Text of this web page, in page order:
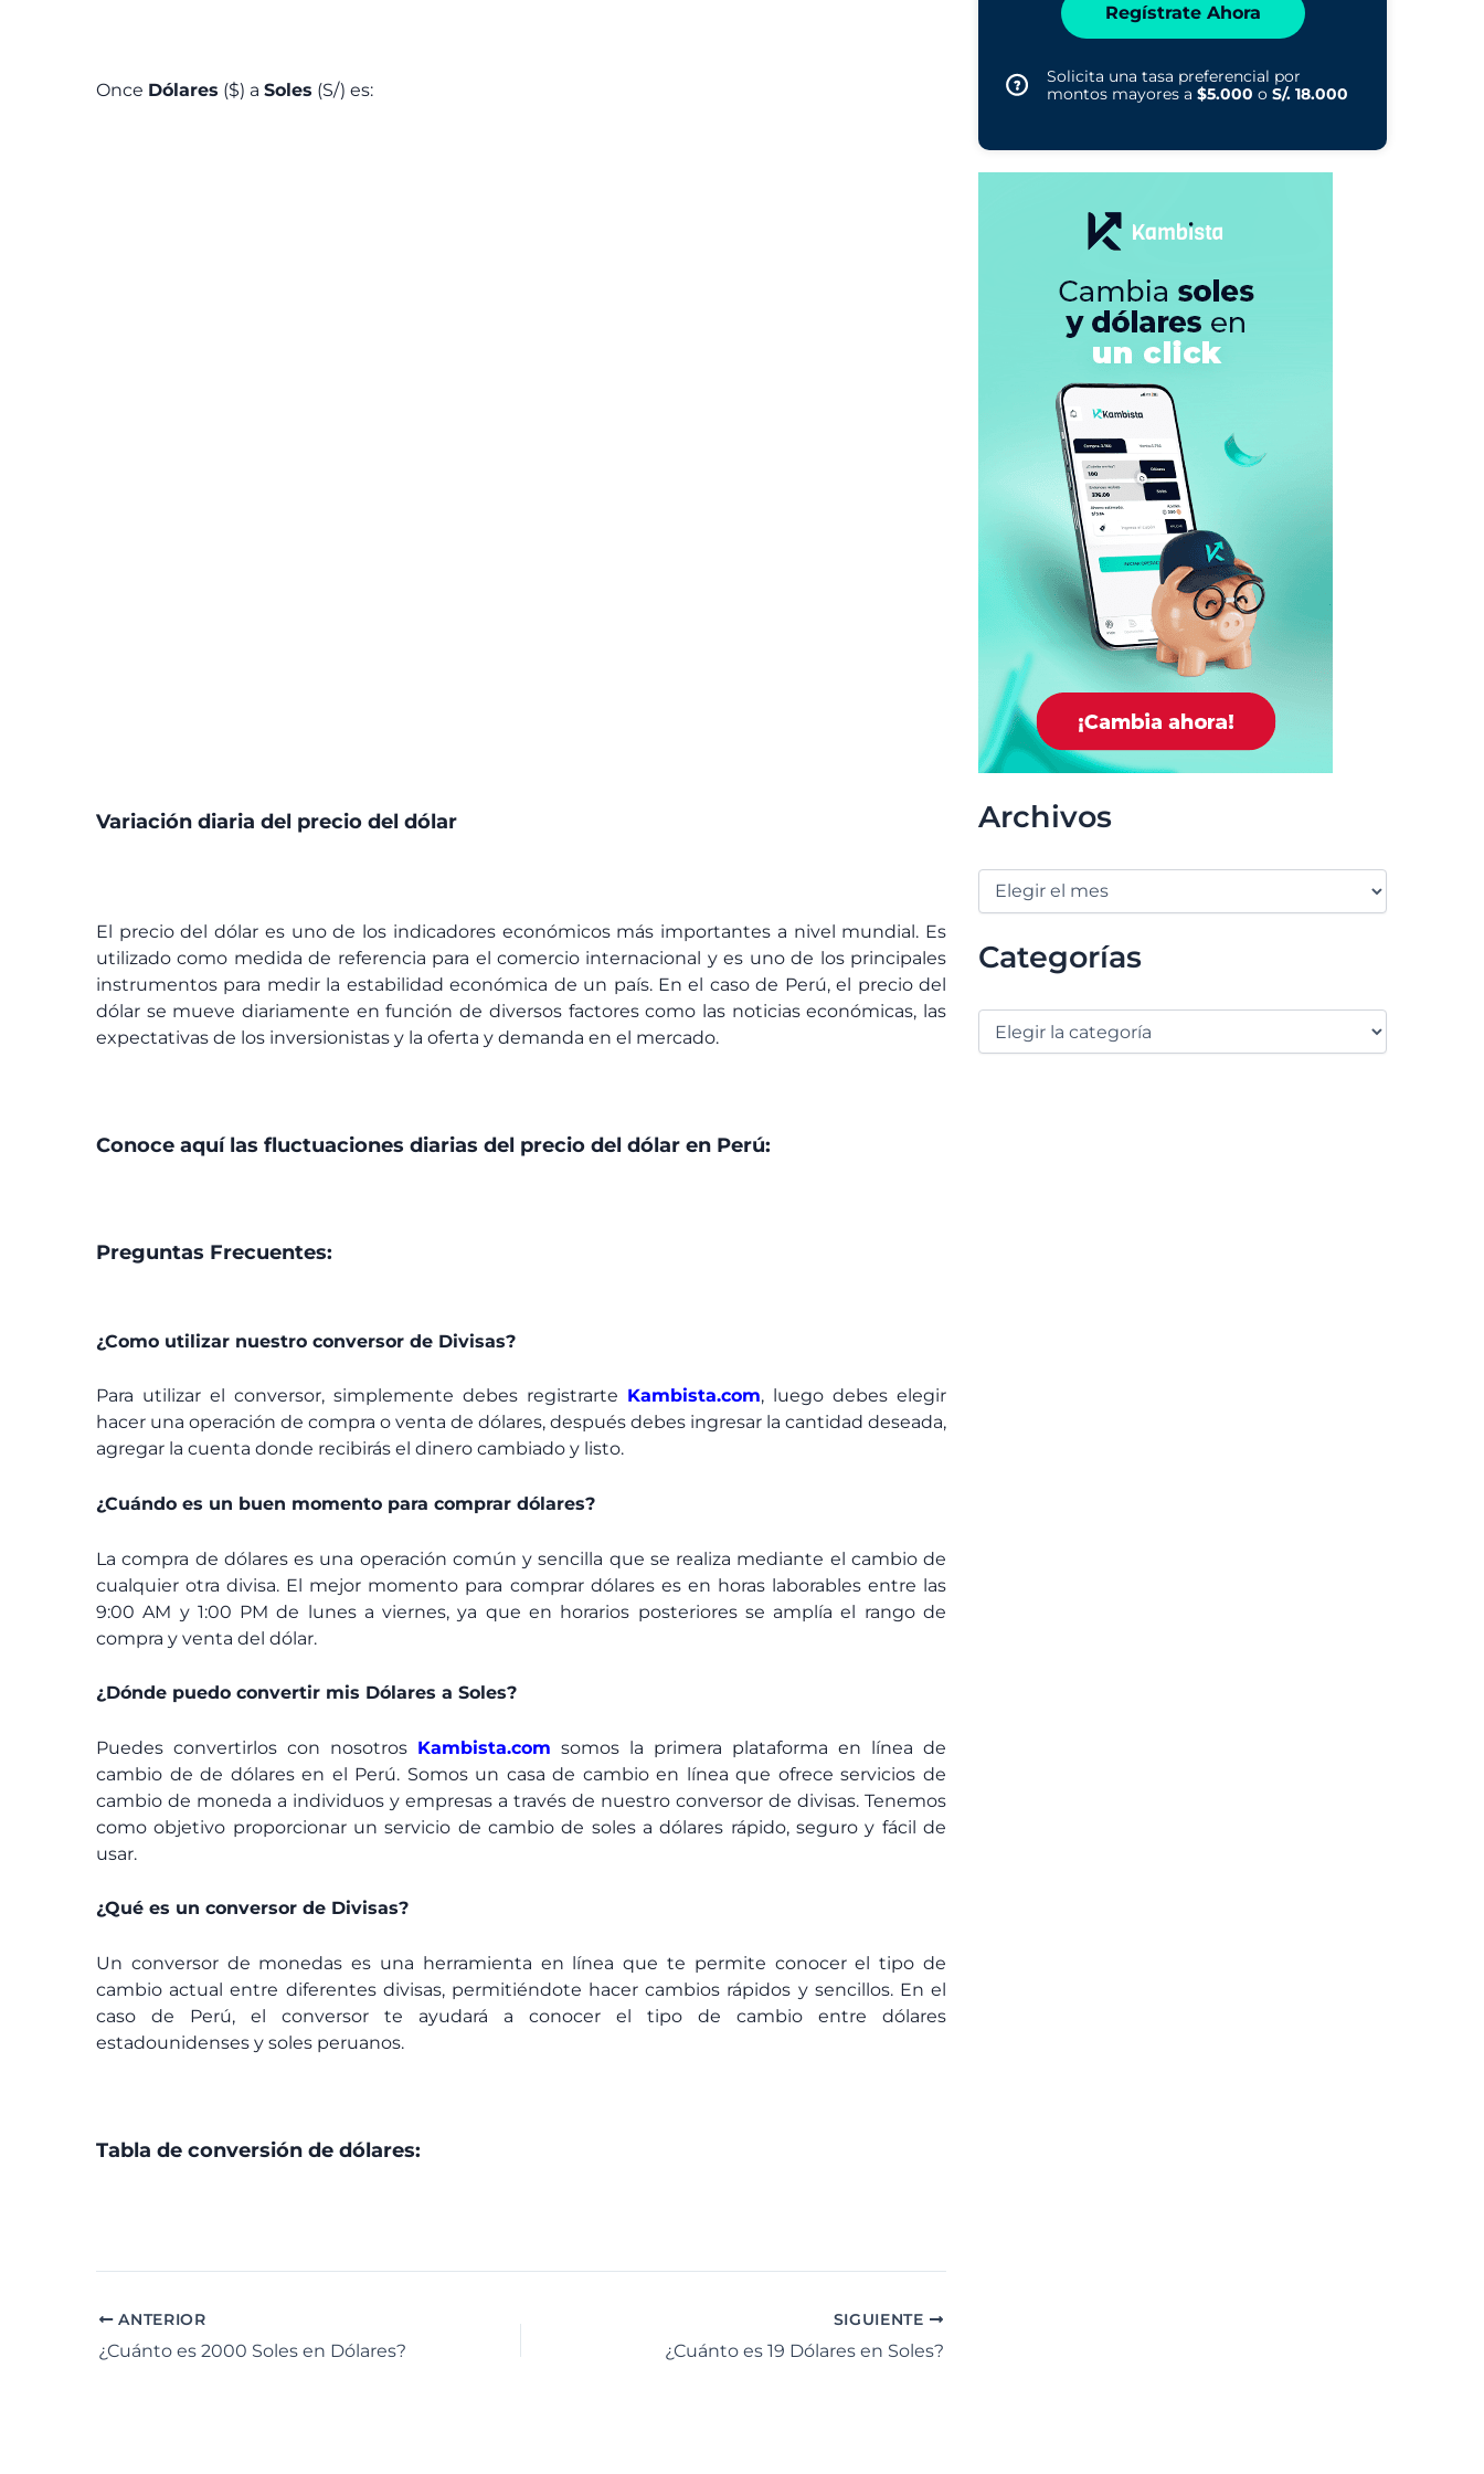
Once Dólares ($) a Soles (S/) es:
Variación diaria del precio del dólar
El precio del dólar es uno de los indicadores económicos más importantes a nivel mundial. Es
utilizado como medida de referencia para el comercio internacional y es uno de los principales
instrumentos para medir la estabilidad económica de un país. En el caso de Perú, el precio del
dólar se mueve diariamente en función de diversos factores como las noticias económicas, las
expectativas de los inversionistas y la oferta y demanda en el mercado.
Conoce aquí las fluctuaciones diarias del precio del dólar en Perú:
Preguntas Frecuentes:
¿Como utilizar nuestro conversor de Divisas?
Para utilizar el conversor, simplemente debes registrarte Kambista.com, luego debes elegir
hacer una operación de compra o venta de dólares, después debes ingresar la cantidad deseada,
agregar la cuenta donde recibirás el dinero cambiado y listo.
¿Cuándo es un buen momento para comprar dólares?
La compra de dólares es una operación común y sencilla que se realiza mediante el cambio de
cualquier otra divisa. El mejor momento para comprar dólares es en horas laborables entre las
9:00 AM y 1:00 PM de lunes a viernes, ya que en horarios posteriores se amplía el rango de
compra y venta del dólar.
¿Dónde puedo convertir mis Dólares a Soles?
Puedes convertirlos con nosotros Kambista.com somos la primera plataforma en línea de
cambio de de dólares en el Perú. Somos un casa de cambio en línea que ofrece servicios de
cambio de moneda a individuos y empresas a través de nuestro conversor de divisas. Tenemos
como objetivo proporcionar un servicio de cambio de soles a dólares rápido, seguro y fácil de
usar.
¿Qué es un conversor de Divisas?
Un conversor de monedas es una herramienta en línea que te permite conocer el tipo de
cambio actual entre diferentes divisas, permitiéndote hacer cambios rápidos y sencillos. En el
caso de Perú, el conversor te ayudará a conocer el tipo de cambio entre dólares
estadounidenses y soles peruanos.
Tabla de conversión de dólares:
ANTERIOR
¿Cuánto es 2000 Soles en Dólares?
SIGUIENTE
¿Cuánto es 19 Dólares en Soles?
Regístrate Ahora
Solicita una tasa preferencial por
montos mayores a $5.000 o S/. 18.000
Archivos
Categorías